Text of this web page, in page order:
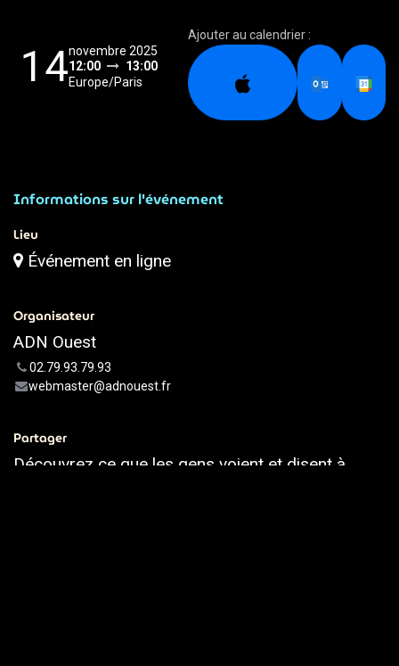
14novembre 2025
12:00
13:00
Europe/Paris
Ajouter au calendrier :
Informations sur l'événement
Lieu
Événement en ligne
Organisateur
ADN Ouest
02.79.93.79.93
webmaster@adnouest.fr
Partager
Découvrez ce que les gens voient et disent à